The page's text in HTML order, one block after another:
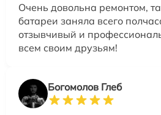
Очень довольна ремонтом,
батареи заняла всего
отзывчивый и
всем своим друзьям!
Богомолов Глеб